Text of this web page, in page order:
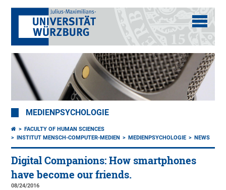
MEDIENPSYCHOLOGIE
FACULTY OF HUMAN SCIENCES
INSTITUT MENSCH-COMPUTER-MEDIEN
MEDIENPSYCHOLOGIE NEWS
Digital Companions: How smartphones
have become our friends.
08/24/2016